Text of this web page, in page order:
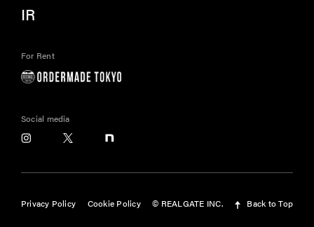
IR
For Rent
Social media
Privacy Policy Cookie Policy © REALGATE INC. Back to Top